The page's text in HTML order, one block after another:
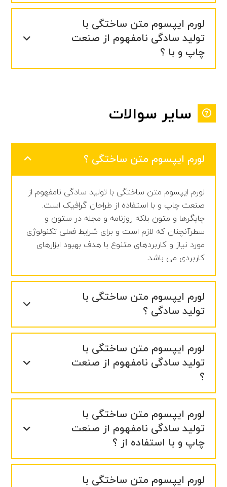
لورم ایپسوم متن ساختگی با
تولید سادگی نامفهوم از صنعت
چاپ و با ؟
سایر سوالات
لورم ایپسوم متن ساختگی ؟
لورم ایپسوم متن ساختگی با تولید سادگی نامفهوم از
صنعت چاپ و با استفاده از طراحان گرافیک است.
چاپگرها و متون بلکه روزنامه و مجله در ستون و
سطرآنچنان که لازم است و برای شرایط فعلی تکنولوژی
مورد نیاز و کاربردهای متنوع با هدف بهبود ابزارهای
کاربردی می باشد.
لورم ایپسوم متن ساختگی با
تولید سادگی ؟
لورم ایپسوم متن ساختگی با
تولید سادگی نامفهوم از صنعت
؟
لورم ایپسوم متن ساختگی با
تولید سادگی نامفهوم از صنعت
چاپ و با استفاده از ؟
لورم ایپسوم متن ساختگی با